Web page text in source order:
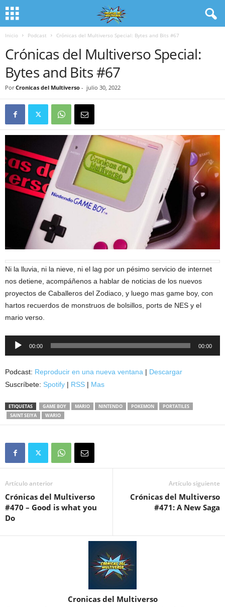
Inicio Podcast Crónicas del Multiverso Special: Bytes and Bits #67
Crónicas del Multiverso Special:
Bytes and Bits #67
Por Cronicas del Multiverso - julio 30, 2022
Ni la lluvia, ni la nieve, ni el lag por un pésimo servicio de internet
nos detiene, acompáñenos a hablar de noticias de los nuevos
proyectos de Caballeros del Zodiaco, y luego mas game boy, con
hartos recuerdos de monstruos de bolsillos, ports de NES y el
mario verso.
Reproductor
00:00 00:00
Podcast: Reproducir en una nueva ventana | Descargar
Suscríbete: Spotify | RSS | Mas
ETIQUETAS GAME BOY MARIO NINTENDO POKEMON
PORTATILES
SAINT SEIYA
WARIO
Artículo anterior
Crónicas del Multiverso
#470 – Good is what you
Do
Artículo siguiente
Crónicas del Multiverso
#471: A New Saga
Cronicas del Multiverso